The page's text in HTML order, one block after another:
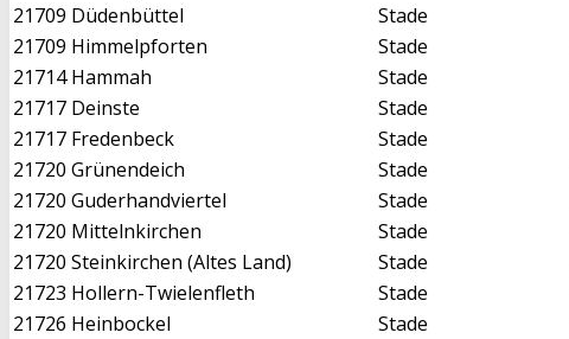
21709 Düdenbüttel Stade
21709 Himmelpforten Stade
21714 Hammah Stade
21717 Deinste Stade
21717 Fredenbeck Stade
21720 Grünendeich Stade
21720 Guderhandviertel Stade
21720 Mittelnkirchen Stade
21720 Steinkirchen (Altes Land) Stade
21723 Hollern-Twielenfleth Stade
21726 Heinbockel Stade